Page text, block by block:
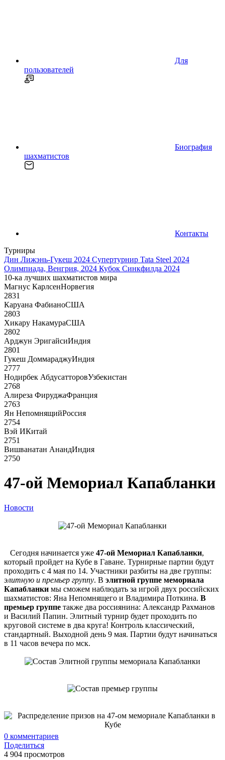
Для
пользователей
Биография
шахматистов
Контакты
Турниры
Дин Лижэнь-Гукеш 2024 Супертурнир Tata Steel 2024
Олимпиада, Венгрия, 2024 Кубок Синкфилда 2024
10-ка лучших шахматистов мира
Магнус КарлсенНорвегия
2831
Каруана ФабианоСША
2803
Хикару НакамураСША
2802
Арджун ЭригайсиИндия
2801
Гукеш ДоммараджуИндия
2777
Нодирбек АбдусатторовУзбекистан
2768
Алиреза ФируджаФранция
2763
Ян НепомнящийРоссия
2754
Вэй ИКитай
2751
Вишванатан АнандИндия
2750
47-ой Мемориал Капабланки
Новости
Сегодня начинается уже 47-ой Мемориал Капабланки,
который пройдет на Кубе в Гаване. Турнирные партии будут
проходить с 4 мая по 14. Участники разбиты на две группы:
элитную и премьер группу. В элитной группе мемориала
Капабланки мы сможем наблюдать за игрой двух российских
шахматистов: Яна Непомнящего и Владимира Поткина. В
премьер группе также два россиянина: Александр Рахманов
и Василий Папин. Элитный турнир будет проходить по
круговой системе в два круга! Контроль классический,
стандартный. Выходной день 9 мая. Партии будут начинаться
в 11 часов вечера по мск.
0 комментариев
Поделиться
4 904 просмотров